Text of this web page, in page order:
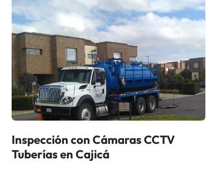
Inspección con Cámaras CCTV
Tuberías en Cajicá